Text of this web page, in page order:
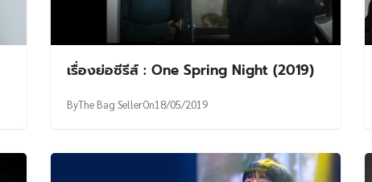
เรื่องย่อซีรีส์ : One Spring Night (2019)
ByThe Bag SellerOn18/05/2019